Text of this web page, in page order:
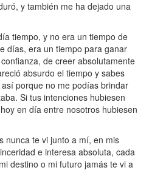
y también me ha dejado una
tiempo, y no era un tiempo de
días, era un tiempo para ganar
de creer absolutamente
absurdo el tiempo y sabes
porque no me podías brindar
Si tus intenciones hubiesen
en día entre nosotros hubiesen
nunca te vi junto a mí, en mis
e interesa absoluta, cada
destino o mi futuro jamás te vi a